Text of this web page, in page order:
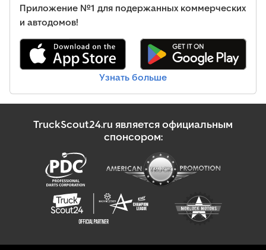
Приложение №1 для подержанных коммерческих
и автодомов!
Узнать больше
TruckScout24.ru является официальным
спонсором: